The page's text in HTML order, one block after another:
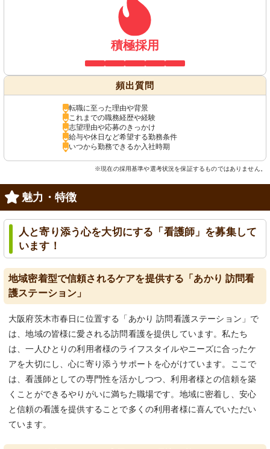
積極採用
頻出質問
転職に至った理由や背景
これまでの職務経歴や経験
志望理由や応募のきっかけ
給与や休日など希望する勤務条件
いつから勤務できるか入社時期
※現在の採用基準や選考状況を保証するものではありません。
魅力・特徴
人と寄り添う心を大切にする「看護師」を募集して
います！
地域密着型で信頼されるケアを提供する「あかり 訪問看
護ステーション」
大阪府茨木市春日に位置する「あかり 訪問看護ステーション」で
は、地域の皆様に愛される訪問看護を提供しています。私たち
は、一人ひとりの利用者様のライフスタイルやニーズに合ったケ
アを大切にし、心に寄り添うサポートを心がけています。ここで
は、看護師としての専門性を活かしつつ、利用者様との信頼を築
くことができるやりがいに満ちた職場です。地域に密着し、安心
と信頼の看護を提供することで多くの利用者様に喜んでいただい
ています。